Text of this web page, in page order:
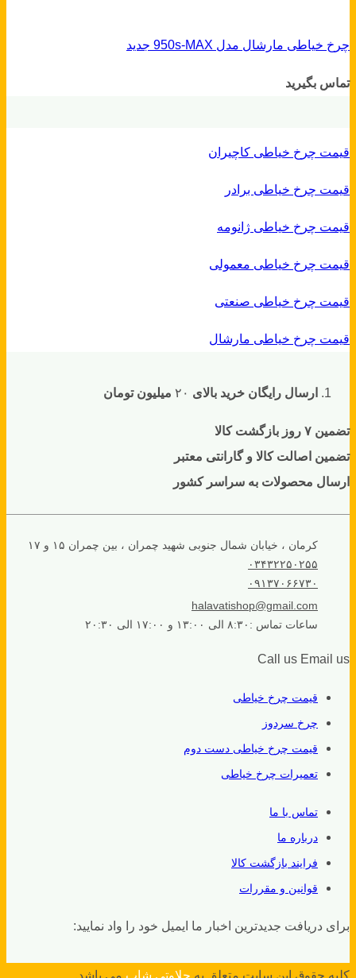
چرخ خیاطی مارشال مدل 950s-MAX جدید
تماس بگیرید
قیمت چرخ خیاطی کاچیران
قیمت چرخ خیاطی برادر
قیمت چرخ خیاطی ژانومه
قیمت چرخ خیاطی معمولی
قیمت چرخ خیاطی صنعتی
قیمت چرخ خیاطی مارشال
ارسال رایگان خرید بالای میلیون تومان
تضمین ۷ روز بازگشت کالا
تضمین اصالت کالا و گارانتی معتبر
ارسال محصولات به سراسر کشور
کرمان ، خیابان شمال جنوبی شهید چمران ، بین چمران ۱۵ و ۱۷
۰۳۴۳۲۲۵۰۲۵۵
۰۹۱۳۷۰۶۶۷۳۰
halavatishop@gmail.com
ساعات تماس :۸:۳۰ الی ۱۳:۰۰ و ۱۷:۰۰ الی ۲۰:۳۰
Call us Email us
قیمت چرخ خیاطی
چرخ سردوز
قیمت چرخ خیاطی دست دوم
تعمیرات چرخ خیاطی
تماس با ما
درباره ما
فرایند بازگشت کالا
قوانین و مقررات
برای دریافت جدیدترین اخبار ما ایمیل خود را واد نمایید:
کلیه حقوق این سایت متعلق به حلاوتی شاپ می باشد.